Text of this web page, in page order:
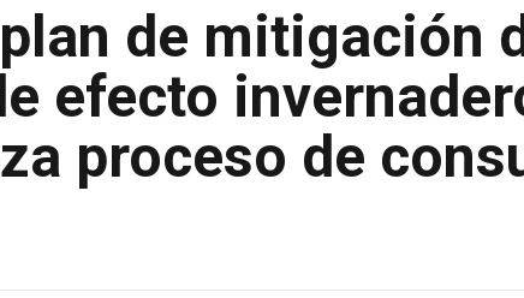
América Latina
de mitigación
efecto
proceso de